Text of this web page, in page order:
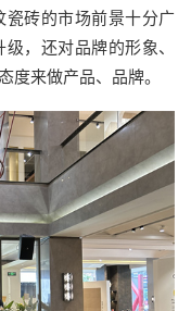
砖的市场前景十分广
，还对品牌的形象、
度来做产品、品牌。